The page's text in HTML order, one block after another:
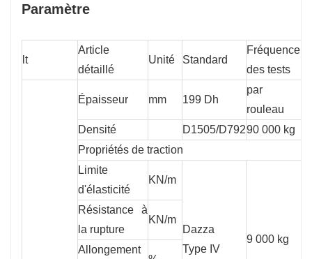
Paramètre
lt
Article
détaillé
Unité Standard
Fréquence
des tests
Épaisseur mm 199 Dh
par
rouleau
Densité D1505/D79290 000 kg
Propriétés de traction
Limite
d'élasticité
KN/m
Dazza
Type IV
9 000 kg
Résistance à
la rupture
KN/m
Allongement